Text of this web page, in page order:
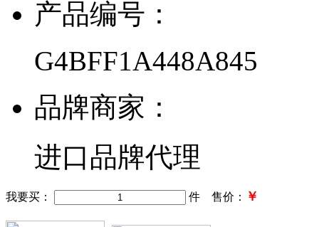
产品编号：
G4BFF1A448A845
品牌商家：
进口品牌代理
我要买： 件 售价： ￥